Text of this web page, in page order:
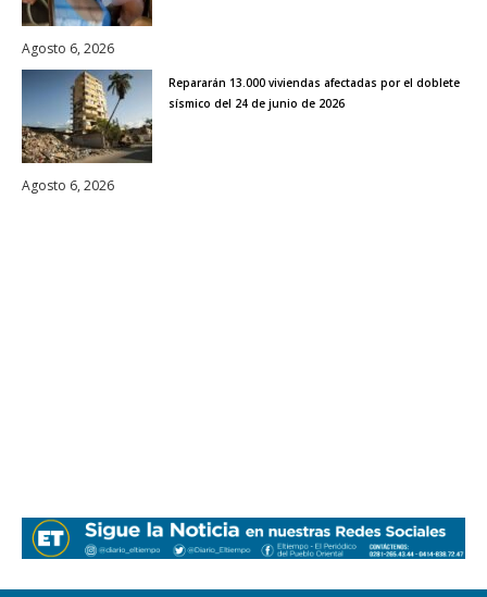
Agosto 6, 2026
Repararán 13.000 viviendas afectadas por el doblete
sísmico del 24 de junio de 2026
Agosto 6, 2026